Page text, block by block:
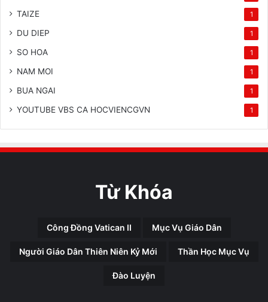
TAIZE 1
DU DIEP 1
SO HOA 1
NAM MOI 1
BUA NGAI 1
YOUTUBE VBS CA HOCVIENCGVN 1
Từ Khóa
Công Đồng Vatican II Mục Vụ Giáo Dân
Người Giáo Dân Thiên Niên Kỷ Mới Thần Học Mục Vụ
Đào Luyện